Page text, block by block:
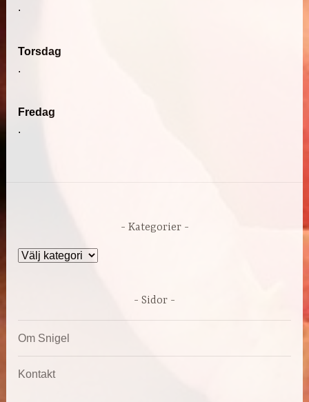
.
Torsdag
.
Fredag
.
Kategorier
Kategorier
Sidor
Om Snigel
Kontakt